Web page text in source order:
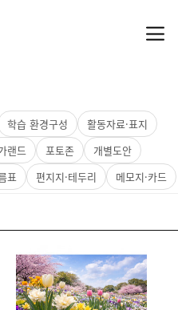
학습 환경구성
활동자료·표지
랜드 포토존
개별도안
표 편지지·테두리 메모지·카드